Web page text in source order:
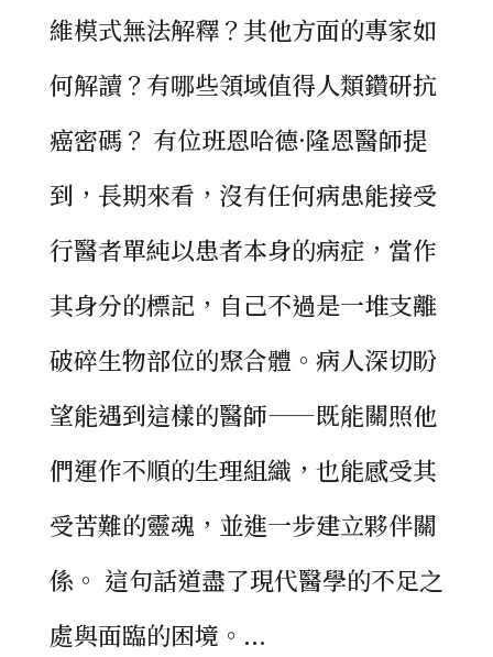
維模式無法解釋？其他方面的專家如
何解讀？有哪些領域值得人類鑽研抗
癌密碼？ 有位班恩哈德·隆恩醫師提
到，長期來看，沒有任何病患能接受
行醫者單純以患者本身的病症，當作
其身分的標記，自己不過是一堆支離
破碎生物部位的聚合體。病人深切盼
望能遇到這樣的醫師——既能關照他
們運作不順的生理組織，也能感受其
受苦難的靈魂，並進一步建立夥伴關
係。 這句話道盡了現代醫學的不足之
處與面臨的困境。...